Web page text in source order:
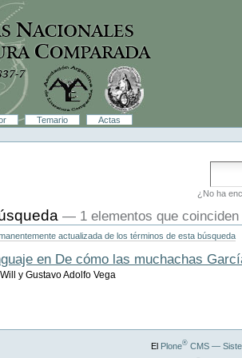
Temario
Actas
¿No ha
— 1 elementos que
actualizada de los términos de esta búsqueda
en De cómo las muchachas
y Gustavo Adolfo Vega
El Plone®CMS —